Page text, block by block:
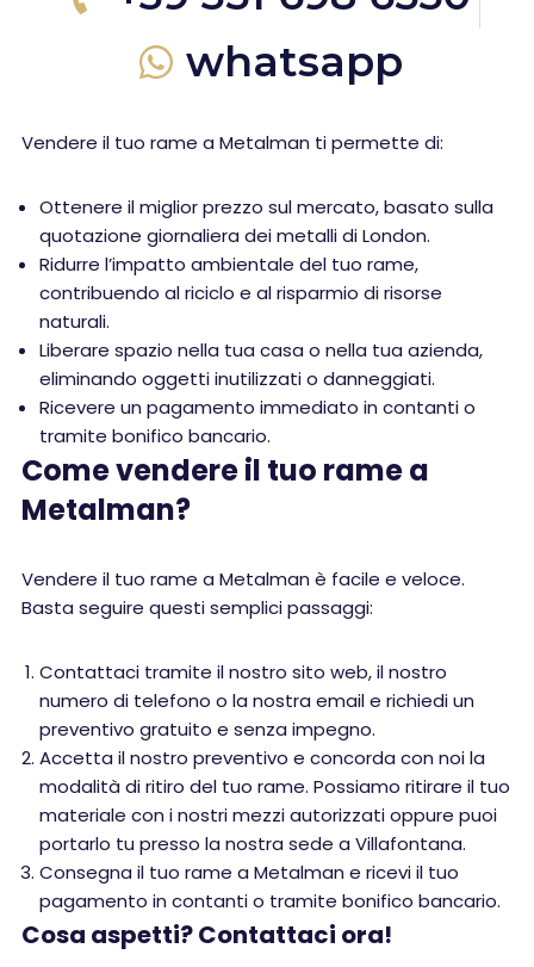
whatsapp
Vendere il tuo rame a Metalman ti permette di:
Ottenere il miglior prezzo sul mercato, basato sulla
quotazione giornaliera dei metalli di London.
Ridurre l’impatto ambientale del tuo rame,
contribuendo al riciclo e al risparmio di risorse
naturali.
Liberare spazio nella tua casa o nella tua azienda,
eliminando oggetti inutilizzati o danneggiati.
Ricevere un pagamento immediato in contanti o
tramite bonifico bancario.
Come vendere il tuo rame a
Metalman?
Vendere il tuo rame a Metalman è facile e veloce.
Basta seguire questi semplici passaggi:
Contattaci tramite il nostro sito web, il nostro
numero di telefono o la nostra email e richiedi un
preventivo gratuito e senza impegno.
Accetta il nostro preventivo e concorda con noi la
modalità di ritiro del tuo rame. Possiamo ritirare il tuo
materiale con i nostri mezzi autorizzati oppure puoi
portarlo tu presso la nostra sede a Villafontana.
Consegna il tuo rame a Metalman e ricevi il tuo
pagamento in contanti o tramite bonifico bancario.
Cosa aspetti? Contattaci ora!